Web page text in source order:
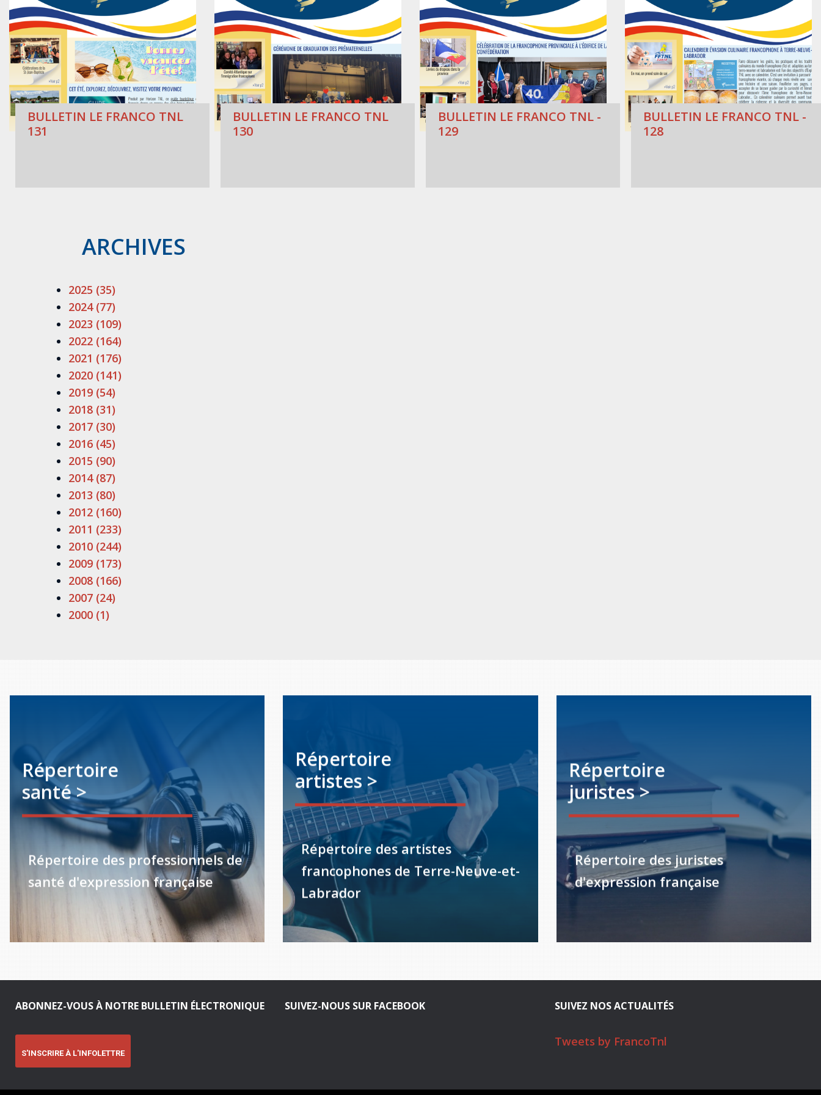
BULLETIN LE FRANCO TNL
131
BULLETIN LE FRANCO TNL
130
BULLETIN LE FRANCO TNL -
129
BULLETIN LE FRANCO TNL -
128
ARCHIVES
2025 (35)
2024 (77)
2023 (109)
2022 (164)
2021 (176)
2020 (141)
2019 (54)
2018 (31)
2017 (30)
2016 (45)
2015 (90)
2014 (87)
2013 (80)
2012 (160)
2011 (233)
2010 (244)
2009 (173)
2008 (166)
2007 (24)
2000 (1)
Répertoire
santé >
Répertoire des professionnels de
santé d'expression française
Répertoire
artistes >
Répertoire des artistes
francophones de Terre-Neuve-et-
Labrador
Répertoire
juristes >
Répertoire des juristes
d'expression française
ABONNEZ-VOUS À NOTRE BULLETIN ÉLECTRONIQUE
S'INSCRIRE À L'INFOLETTRE
SUIVEZ-NOUS SUR FACEBOOK SUIVEZ NOS ACTUALITÉS
Tweets by FrancoTnl